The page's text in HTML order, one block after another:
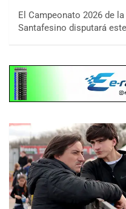
El Campeonato 2026 de
Santafesino disputará